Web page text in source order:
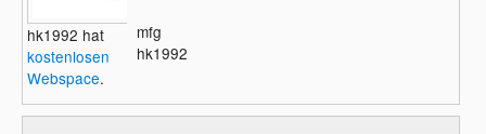
hk1992 hat
kostenlosen
Webspace.
mfg
hk1992